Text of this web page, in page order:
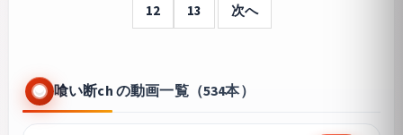
12
13 次へ
喰い断ch の動画一覧（534本）